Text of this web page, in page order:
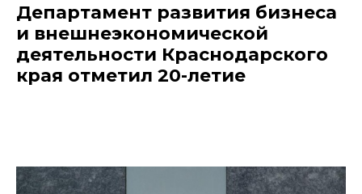
Департамент развития бизнеса
и внешнеэкономической
деятельности Краснодарского
края отметил 20-летие